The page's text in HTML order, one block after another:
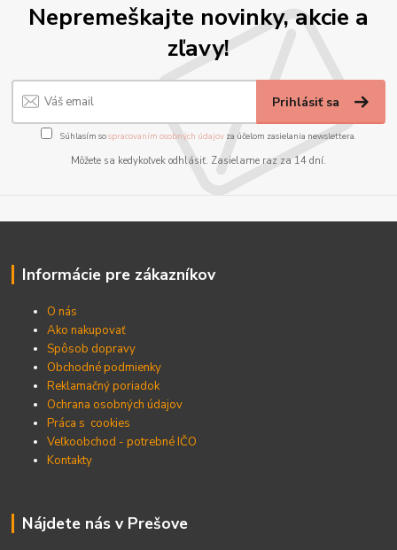
Nepremeškajte novinky, akcie a
zľavy!
Prihlásiť sa
Súhlasím sospracovaním osobných údajov za účelom zasielania newslettera.
Môžete sa kedykoľvek odhlásiť. Zasielame raz za 14 dní.
Informácie pre zákazníkov
O nás
Ako nakupovať
Spôsob dopravy
Obchodné podmienky
Reklamačný poriadok
Ochrana osobných údajov
Práca s cookies
Veľkoobchod - potrebné IČO
Kontakty
Nájdete nás v Prešove